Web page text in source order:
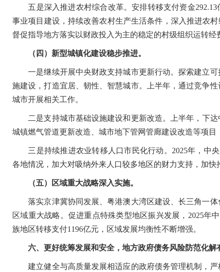
五是深入推进农村综合改革。安排转移支付资金292.13
事业项目建设，持续改善农村生产生活条件，深入推进农
督促指导地方落实以财政投入为主的稳定的村级组织运转
（四）新型城镇化建设稳步推进。
一是继续开展中央财政支持城市更新行动。探索建立可
施建设，打造宜居、韧性、智慧城市。上半年，通过竞争
城市开展相关工作。
二是支持城市基础设施建设和更新改造。上半年，下达
城镇燃气管道更新改造、城市地下管网管廊建设改造等项
三是持续推进农业转移人口市民化行动。2025年，中央
各地情况，加大对吸纳外来人口较多地区的财力支持，加
（五）区域重大战略深入实施。
落实京津冀协同发展、粤港澳大湾区建设、长三角一体
区域重大战略。促进重点特殊类型地区振兴发展，2025年
族地区转移支付1196亿元，区域发展均衡性不断增强。
六、更好统筹发展和安全，地方政府债务风险防范化解
建立健全与高质量发展相适应的政府债务管理机制，严